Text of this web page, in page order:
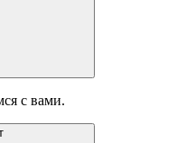
с вами.